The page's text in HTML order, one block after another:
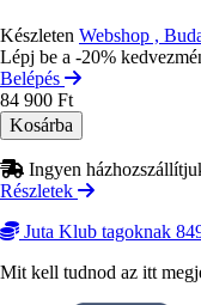
Készleten Webshop ,
Lépj be a -20%
Belépés
84 900 Ft
Ingyen
Részletek
Juta Klub tagoknak
Mit kell tudnod az itt